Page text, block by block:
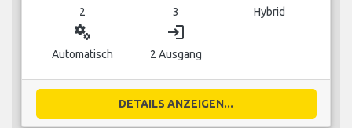
2 3 Hybrid
miscellaneous_services
Automatisch
login
2 Ausgang
DETAILS ANZEIGEN...